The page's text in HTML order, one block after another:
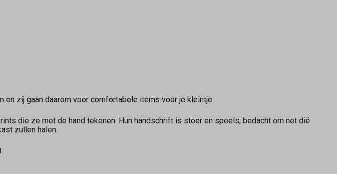
zij gaan daarom voor comfortabele items voor je kleintje.
die ze met de hand tekenen. Hun handschrift is stoer en speels, bedacht om net dié
zullen halen.